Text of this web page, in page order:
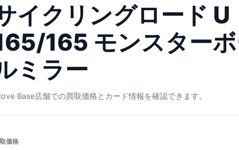
イクリングロード U
165 モンスター
ミラー
Base店舗での買取価格とカード情報を確認できます。
価格